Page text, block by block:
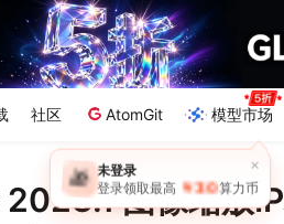
社区 AtomGit 模型市场
×
🎁 未登录
登录领取最高 ￥30 算力币
图像缩放